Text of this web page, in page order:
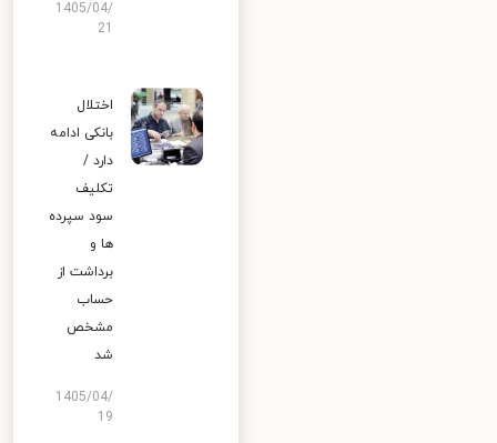
1405/04/
اختلال
بانکی ادامه
دارد /
تکلیف
سود سپرده
ها و
برداشت از
حساب
مشخص
شد
1405/04/
19